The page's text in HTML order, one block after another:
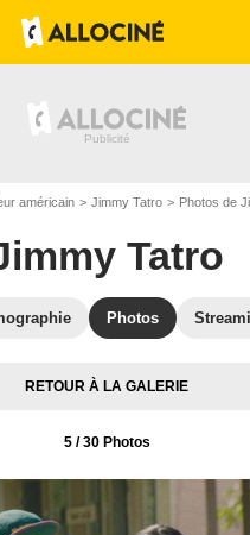
américain Jimmy Tatro Photos de
Tatro
Photos
RETOUR À LA GALERIE
5/ 30 Photos